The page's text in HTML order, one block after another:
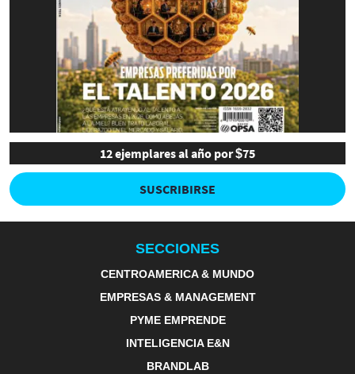
12 ejemplares al año por $75
SUSCRIBIRSE
SECCIONES
CENTROAMERICA & MUNDO
EMPRESAS & MANAGEMENT
PYME EMPRENDE
INTELIGENCIA E&N
BRANDLAB